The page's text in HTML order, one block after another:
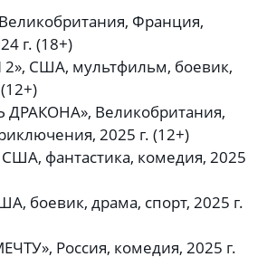
Франция,
г. (18+)
США, мультфильм, боевик,
Великобритания,
2025 г. (12+)
фантастика, комедия, 2025
боевик, драма, спорт, 2025 г.
Россия, комедия, 2025 г.